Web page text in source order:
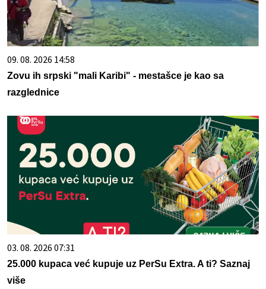
09. 08. 2026 14:58
Zovu ih srpski "mali Karibi" - mestašce je kao sa
razglednice
03. 08. 2026 07:31
25.000 kupaca već kupuje uz PerSu Extra. A ti? Saznaj
više